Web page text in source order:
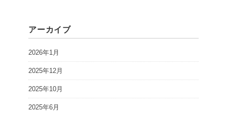
アーカイブ
2026年1月
2025年12月
2025年10月
2025年6月